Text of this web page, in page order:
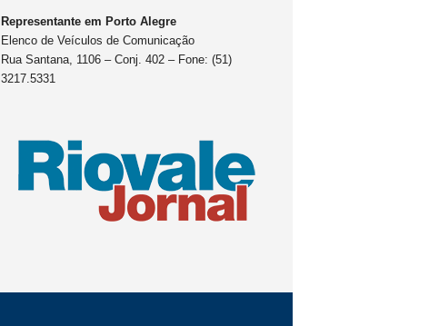
Representante em Porto Alegre
Elenco de Veículos de Comunicação
Rua Santana, 1106 – Conj. 402 – Fone: (51)
3217.5331